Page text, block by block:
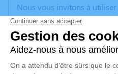
Nous vous invitons à
vos condoléances, partager
anecdote ou exprimer vos
poèmes ou des textes. Cet
d'expression dédié à
WASIEWICZ.